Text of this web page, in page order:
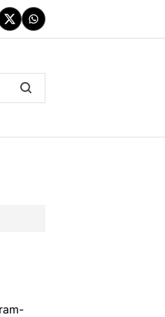
TwitterWhatsApp